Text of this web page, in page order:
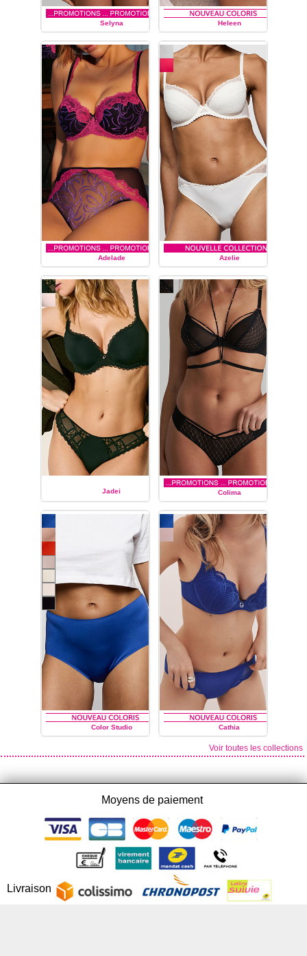
Selyna
MARIE JO
Heleen
MARIE JO
Adelade
MARIE JO
Azelie
MARIE JO
Jadei
MARIE JO
Colima
MARIE JO
Color Studio Cathia
MARIE JO
Voir toutes les collections
Moyens de paiement
Livraison